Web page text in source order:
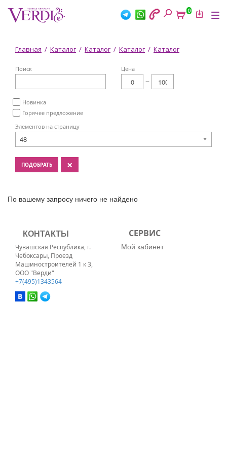
основному
0
Вы
здесь
Главная / Каталог / Каталог / Каталог / Каталог
Поиск Цена
Новинка
Горячее предложение
Элементов на страницу
48
ПОДОБРАТЬ ×
По вашему запросу ничего не найдено
КОНТАКТЫ
Чувашская Республика, г.
Чебоксары, Проезд
Машиностроителей 1 к 3,
ООО "Верди"
+7(495)1343564
СЕРВИС
Мой кабинет